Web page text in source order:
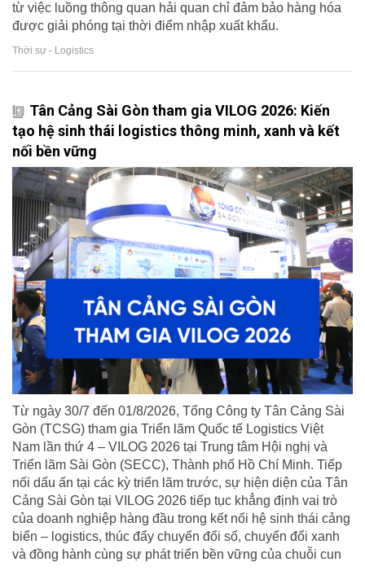
từ việc luồng thông quan hải quan chỉ đảm bảo hàng hóa
được giải phóng tại thời điểm nhập xuất khẩu.
Thời sự - Logistics
Tân Cảng Sài Gòn tham gia VILOG 2026: Kiến
tạo hệ sinh thái logistics thông minh, xanh và kết
nối bền vững
Từ ngày 30/7 đến 01/8/2026, Tổng Công ty Tân Cảng Sài
Gòn (TCSG) tham gia Triển lãm Quốc tế Logistics Việt
Nam lần thứ 4 – VILOG 2026 tại Trung tâm Hội nghị và
Triển lãm Sài Gòn (SECC), Thành phố Hồ Chí Minh. Tiếp
nối dấu ấn tại các kỳ triển lãm trước, sự hiện diện của Tân
Cảng Sài Gòn tại VILOG 2026 tiếp tục khẳng định vai trò
của doanh nghiệp hàng đầu trong kết nối hệ sinh thái cảng
biển – logistics, thúc đẩy chuyển đổi số, chuyển đổi xanh
và đồng hành cùng sự phát triển bền vững của chuỗi cun